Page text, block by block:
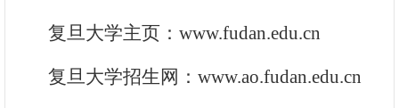
复旦大学主页：www.fudan.edu.cn
复旦大学招生网：www.ao.fudan.edu.cn